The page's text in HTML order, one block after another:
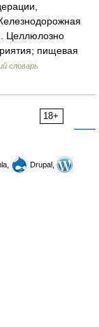
Целлюлозно
пищевая
словарь
18+
Drupal,